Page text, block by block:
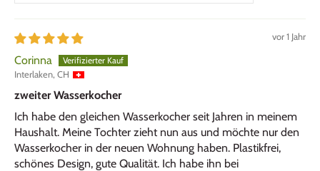
vor 1 Jahr
Corinna
Interlaken, CH
zweiter Wasserkocher
Ich habe den gleichen Wasserkocher seit Jahren in meinem
Haushalt. Meine Tochter zieht nun aus und möchte nur den
Wasserkocher in der neuen Wohnung haben. Plastikfrei,
schönes Design, gute Qualität. Ich habe ihn bei